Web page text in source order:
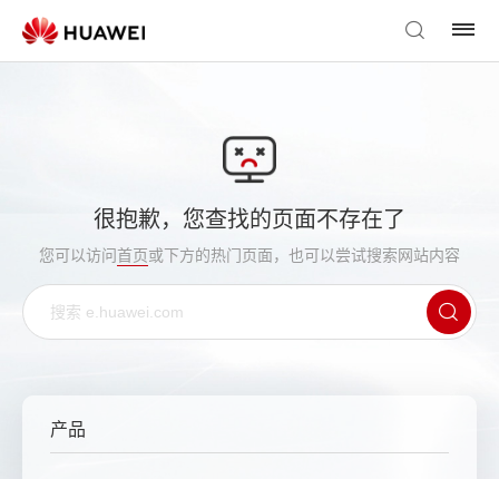
很抱歉，您查找的页面不存在了
您可以访问首页或下方的热门页面，也可以尝试搜索网站内容
产品